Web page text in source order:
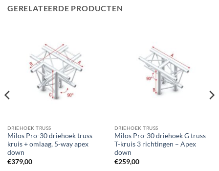
GERELATEERDE PRODUCTEN
DRIEHOEK TRUSS
Milos Pro-30 driehoek truss
kruis + omlaag, 5-way apex
down
€379,00
DRIEHOEK TRUSS
Milos Pro-30 driehoek G truss
T-kruis 3 richtingen – Apex
down
€259,00